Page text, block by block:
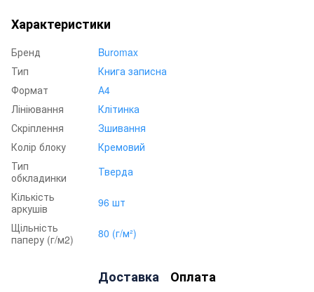
Характеристики
Бренд
Buromax
Тип
Книга записна
Формат
А4
Лініювання
Клітинка
Скріплення
Зшивання
Колір блоку
Кремовий
Тип
обкладинки
Тверда
Кількість
аркушів
96 шт
Щільність
паперу (г/м2)
80 (г/м²)
Доставка Оплата